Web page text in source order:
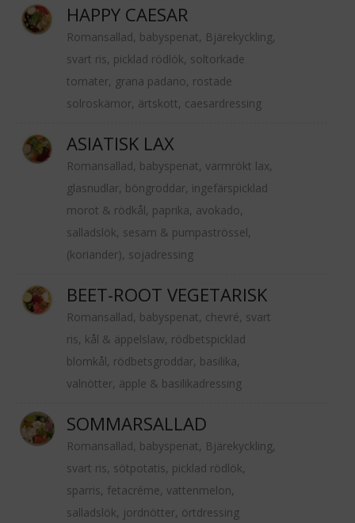
HAPPY CAESAR
Romansallad, babyspenat, Bjärekyckling,
svart ris, picklad rödlök, soltorkade
tomater, grana padano, rostade
solroskärnor, ärtskott, caesardressing
ASIATISK LAX
Romansallad, babyspenat, varmrökt lax,
glasnudlar, böngroddar, ingefärspicklad
morot & rödkål, paprika, avokado,
salladslök, sesam & pumpaströssel,
(koriander), sojadressing
BEET-ROOT VEGETARISK
Romansallad, babyspenat, chevré, svart
ris, kål & äppelslaw, rödbetspicklad
blomkål, rödbetsgroddar, basilika,
valnötter, äpple & basilikadressing
SOMMARSALLAD
Romansallad, babyspenat, Bjärekyckling,
svart ris, sötpotatis, picklad rödlök,
sparris, fetacréme, vattenmelon,
salladslök, jordnötter, örtdressing